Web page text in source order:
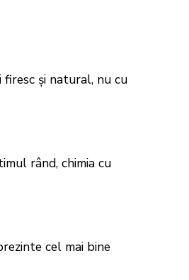
și natural, nu cu
rând, chimia cu
cel mai bine